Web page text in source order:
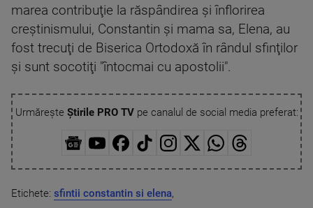
marea contribuţie la răspândirea şi înflorirea
creştinismului, Constantin şi mama sa, Elena, au
fost trecuţi de Biserica Ortodoxă în rândul sfinţilor
şi sunt socotiţi "întocmai cu apostolii".
Urmărește Știrile PRO TVpe canalul de social media preferat:
Etichete: sfintii constantin si elena,